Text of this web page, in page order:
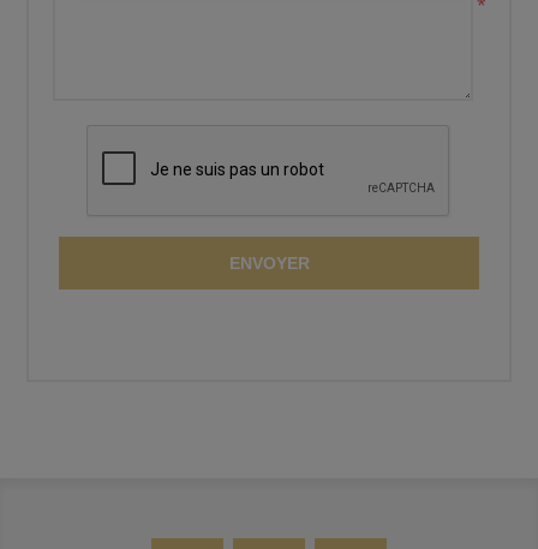
ENVOYER